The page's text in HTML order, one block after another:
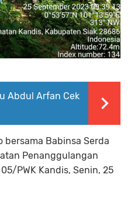
Abdul Arfan Cek
bersama Babinsa Serda
Penanggulangan
PWK Kandis, Senin, 25